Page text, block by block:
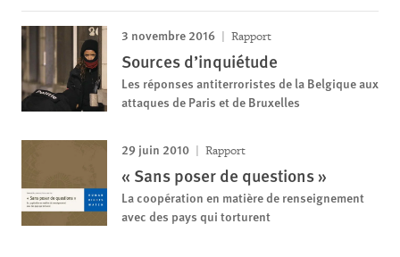
3 novembre 2016 Rapport
Sources d’inquiétude
Les réponses antiterroristes de la Belgique aux
attaques de Paris et de Bruxelles
29 juin 2010 Rapport
« Sans poser de questions »
La coopération en matière de renseignement
avec des pays qui torturent